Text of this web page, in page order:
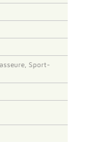
Sport-